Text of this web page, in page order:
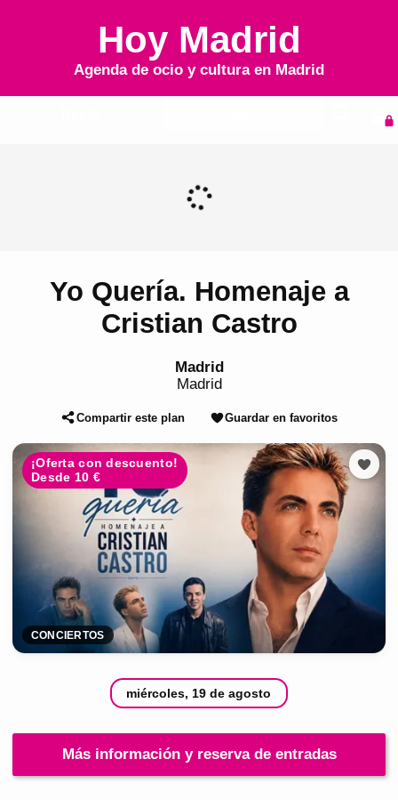
Hoy Madrid
Agenda de ocio y cultura en Madrid
Yo Quería. Homenaje a
Cristian Castro
Madrid
Madrid
Compartir este plan Guardar en favoritos
¡Oferta con descuento!
Desde 10 €
CONCIERTOS
miércoles, 19 de agosto
Más información y reserva de entradas